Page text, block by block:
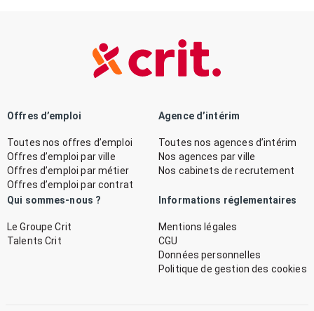
Offres d’emploi
Toutes nos offres d’emploi
Offres d’emploi par ville
Offres d’emploi par métier
Offres d’emploi par contrat
Agence d’intérim
Toutes nos agences d’intérim
Nos agences par ville
Nos cabinets de recrutement
Qui sommes-nous ?
Le Groupe Crit
Talents Crit
Informations réglementaires
Mentions légales
CGU
Données personnelles
Politique de gestion des cookies